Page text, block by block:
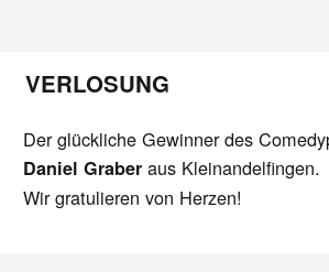
VERLOSUNG
Der glückliche Gewinner des
Daniel Graber aus Kleinandelfingen.
Wir gratulieren von Herzen!